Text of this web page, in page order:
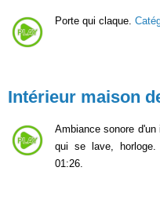
Porte qui claque.
Intérieur maison
Ambiance sonore
qui se lave,
01:26.